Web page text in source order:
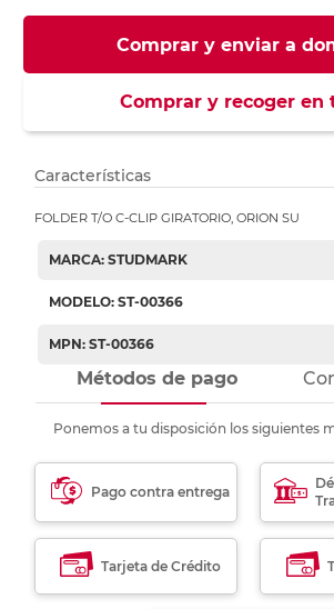
Comprar y enviar a
Comprar y recoger en
Características
FOLDER T/O C-CLIP GIRATORIO, ORION SU
MARCA: STUDMARK
MODELO: ST-00366
MPN: ST-00366
Métodos de pago
Ponemos a tu disposición los siguientes
Pago contra entrega
Tarjeta de Crédito